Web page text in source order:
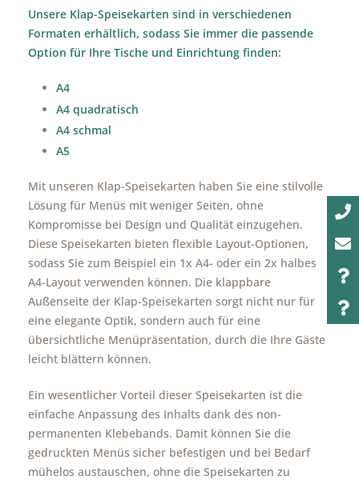
Unsere Klap-Speisekarten sind in verschiedenen
Formaten erhältlich, sodass Sie immer die passende
Option für Ihre Tische und Einrichtung finden:
A4
A4 quadratisch
A4 schmal
A5
Mit unseren Klap-Speisekarten haben Sie eine stilvolle
Lösung für Menüs mit weniger Seiten, ohne
Kompromisse bei Design und Qualität einzugehen.
Diese Speisekarten bieten flexible Layout-Optionen,
sodass Sie zum Beispiel ein 1x A4- oder ein 2x halbes
A4-Layout verwenden können. Die klappbare
Außenseite der Klap-Speisekarten sorgt nicht nur für
eine elegante Optik, sondern auch für eine
übersichtliche Menüpräsentation, durch die Ihre Gäste
leicht blättern können.
Ein wesentlicher Vorteil dieser Speisekarten ist die
einfache Anpassung des Inhalts dank des non-
permanenten Klebebands. Damit können Sie die
gedruckten Menüs sicher befestigen und bei Bedarf
mühelos austauschen, ohne die Speisekarten zu